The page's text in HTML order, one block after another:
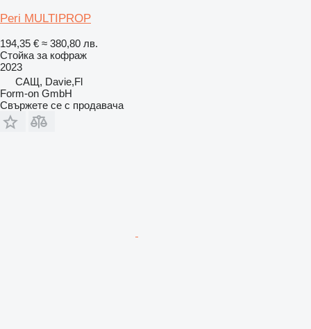
Peri MULTIPROP
194,35 € ≈ 380,80 лв.
Стойка за кофраж
2023
САЩ, Davie,Fl
Form-on GmbH
Свържете се с продавача